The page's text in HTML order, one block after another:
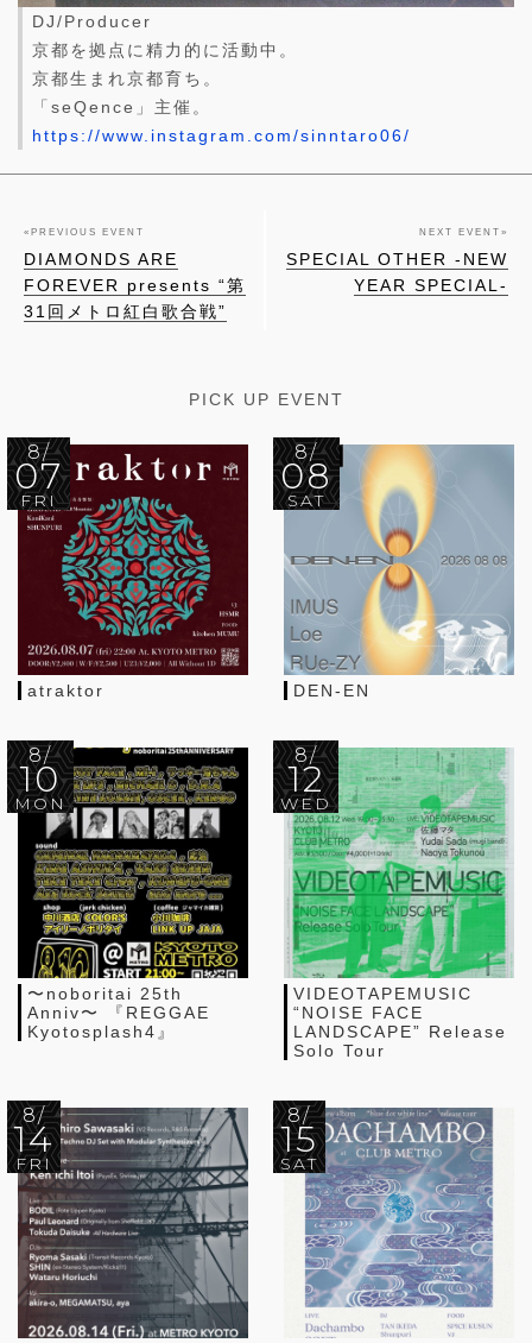
DJ/Producer
京都を拠点に精力的に活動中。
京都生まれ京都育ち。
「seQence」主催。
https://www.instagram.com/sinntaro06/
« PREVIOUS EVENT
DIAMONDS ARE
FOREVER presents “第
31回メトロ紅白歌合戦”
NEXT EVENT »
SPECIAL OTHER -NEW
YEAR SPECIAL-
PICK UP EVENT
8/
07
FRI
atraktor
8/
08
SAT
DEN-EN
8/
10
MON
〜noboritai 25th
Anniv〜 『REGGAE
Kyotosplash4』
8/
12
WED
VIDEOTAPEMUSIC
“NOISE FACE
LANDSCAPE” Release
Solo Tour
8/
14
FRI
8/
15
SAT